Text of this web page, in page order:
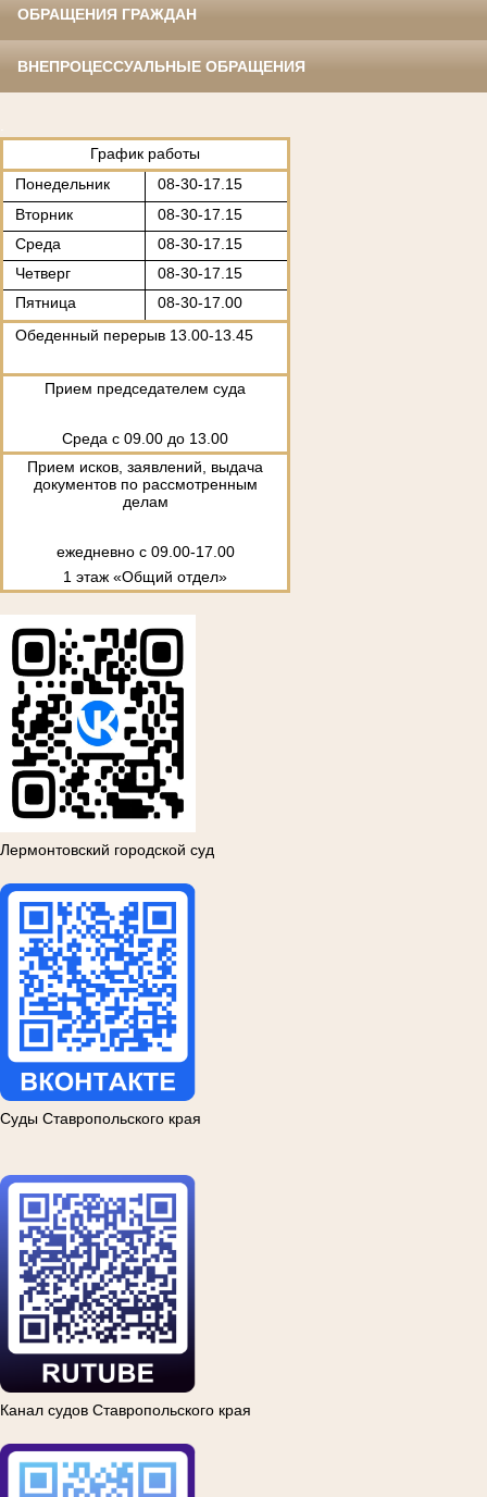
ОБРАЩЕНИЯ ГРАЖДАН
ВНЕПРОЦЕССУАЛЬНЫЕ ОБРАЩЕНИЯ
График работы
Понедельник
08-30-17.15
Вторник
08-30-17.15
Среда
08-30-17.15
Четверг
08-30-17.15
Пятница
08-30-17.00
Обеденный перерыв 13.00-13.45
Прием председателем суда
Среда с 09.00 до 13.00
Прием исков, заявлений, выдача
документов по рассмотренным
делам
ежедневно с 09.00-17.00
1 этаж «Общий отдел»
Лермонтовский городской суд
Суды Ставропольского края
Канал судов Ставропольского края